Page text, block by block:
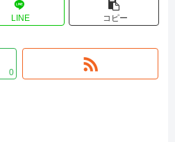
LINE コピー
0